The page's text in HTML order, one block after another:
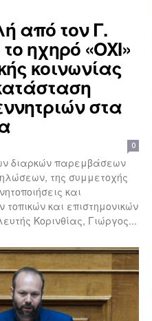
από τον Γ.
ηχηρό «ΟΧΙ»
κοινωνίας
στα
0
διαρκών παρεμβάσεων
της συμμετοχής
και
τοπικών και επιστημονικών
Κορινθίας, Γιώργος...